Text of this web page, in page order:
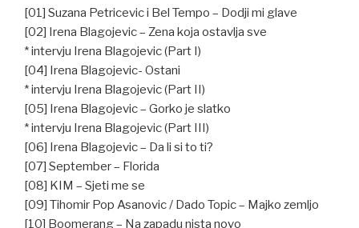
[01] Suzana Petricevic i Bel Tempo – Dodji mi glave
[02] Irena Blagojevic – Zena koja ostavlja sve
* intervju Irena Blagojevic (Part I)
[04] Irena Blagojevic- Ostani
* intervju Irena Blagojevic (Part II)
[05] Irena Blagojevic – Gorko je slatko
* intervju Irena Blagojevic (Part III)
[06] Irena Blagojevic – Da li si to ti?
[07] September – Florida
[08] KIM – Sjeti me se
[09] Tihomir Pop Asanovic / Dado Topic – Majko zemljo
[10] Boomerang – Na zapadu nista novo